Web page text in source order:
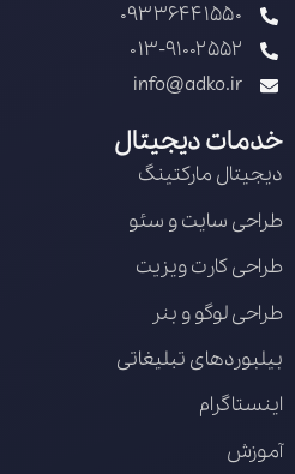
09336441550
013-91002552
info@adko.ir
خدمات دیجیتال
دیجیتال مارکتینگ
طراحی سایت و سئو
طراحی کارت ویزیت
طراحی لوگو و بنر
بیلبوردهای تبلیغاتی
اینستاگرام
آموزش